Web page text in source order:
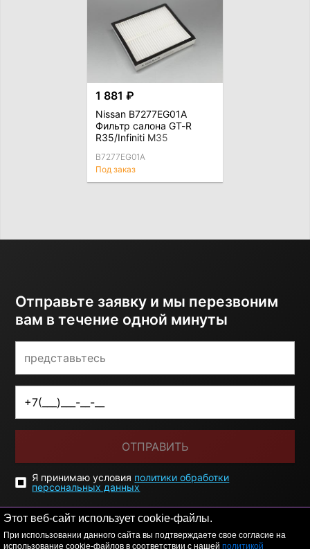
Этот веб-сайт использует cookie-файлы.
При использовании данного сайта вы подтверждаете свое согласие на
использование cookie-файлов в соответствии с нашей политикой
1 881 ₽
Nissan B7277EG01A
Фильтр салона GT-R
R35/Infiniti M35
B7277EG01A
Под заказ
Отправьте заявку и мы перезвоним
вам в течение одной минуты
ОТПРАВИТЬ
Я принимаю условия политики обработки
персональных данных